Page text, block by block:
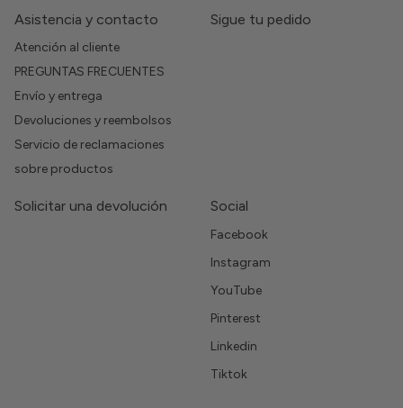
Asistencia y contacto
Atención al cliente
PREGUNTAS FRECUENTES
Envío y entrega
Devoluciones y reembolsos
Servicio de reclamaciones
sobre productos
Sigue tu pedido
Solicitar una devolución Social
Facebook
Instagram
YouTube
Pinterest
Linkedin
Tiktok